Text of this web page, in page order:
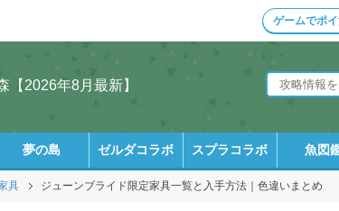
ゲームでポ
【2026年8月最新】
夢の島 ゼルダコラボ スプラコラボ 魚図
具 ジューンブライド限定家具一覧と入手方法｜色違いまとめ